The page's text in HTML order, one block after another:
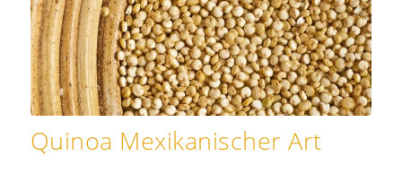
Quinoa Mexikanischer Art